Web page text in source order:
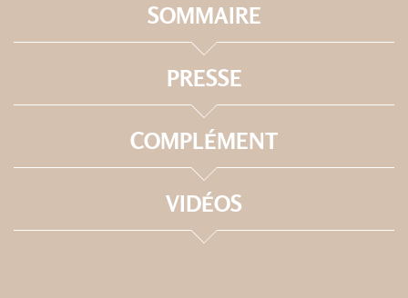
SOMMAIRE
PRESSE
COMPLÉMENT
VIDÉOS